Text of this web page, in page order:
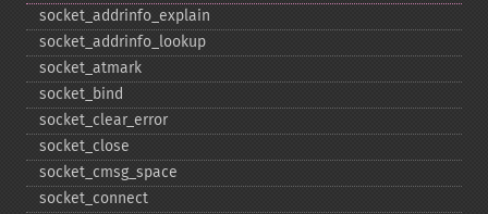
socket_​addrinfo_​explain
socket_​addrinfo_​lookup
socket_​atmark
socket_​bind
socket_​clear_​error
socket_​close
socket_​cmsg_​space
socket_​connect